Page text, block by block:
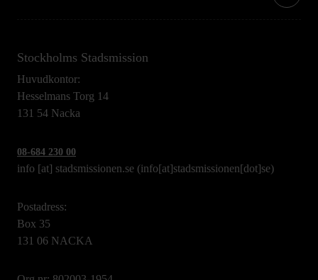
Stockholms Stadsmission
Huvudkontor:
Hesselmans Torg 14
131 54 Nacka
08-684 230 00
info [at] stadsmissionen.se (info[at]stadsmissionen[dot]se)
Postadress:
Box 35
131 06 NACKA